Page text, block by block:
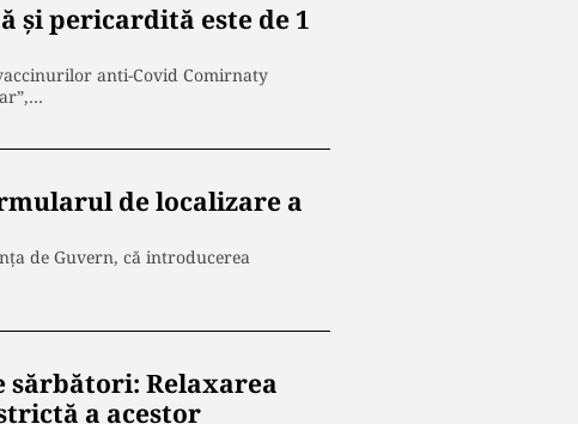
și pericardită este de 1
anti-Covid Comirnaty
de localizare a
de Guvern, că introducerea
Relaxarea
a acestor